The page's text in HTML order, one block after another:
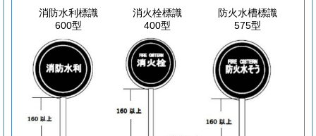
消防水利標識
600型
消火栓標識
400型
防火水槽標識
575型